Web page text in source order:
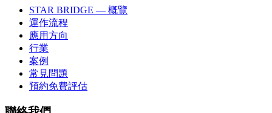
STAR BRIDGE — 概覽
運作流程
應用方向
行業
案例
常見問題
預約免費評估